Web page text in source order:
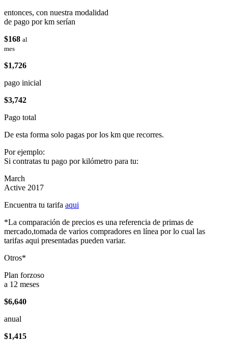
entonces, con nuestra modalidad
de pago por km serían
$168 al
mes
$1,726
pago inicial
$3,742
Pago total
De esta forma solo pagas por los km que recorres.
Por ejemplo:
Si contratas tu pago por kilómetro para tu:
March
Active 2017
Encuentra tu tarifa aqui
*La comparación de precios es una referencia de primas de
mercado,tomada de varios compradores en línea por lo cual las
tarifas aqui presentadas pueden variar.
Otros*
Plan forzoso
a 12 meses
$6,640
anual
$1,415